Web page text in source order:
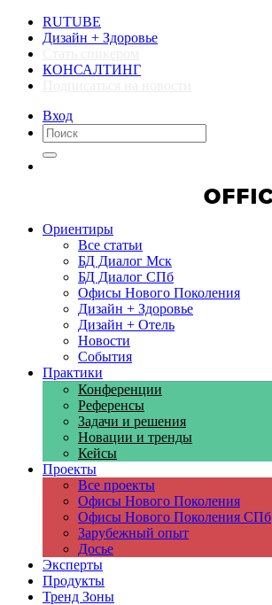
RUTUBE
Дизайн + Здоровье
КОНСАЛТИНГ
Вход
Ориентиры
Все статьи
БД Диалог Мск
БД Диалог СПб
Офисы Нового Поколения
Дизайн + Здоровье
Дизайн + Отель
Новости
События
Практики
Конференции
Референсы
Задачи и решения
Новации и тренды
Кейсы
Проекты
Все проекты
Офисы Нового Поколения
Офисы Нового Поколения СПб
Зарубежный опыт
Досье
Эксперты
Продукты
Тренд Зоны